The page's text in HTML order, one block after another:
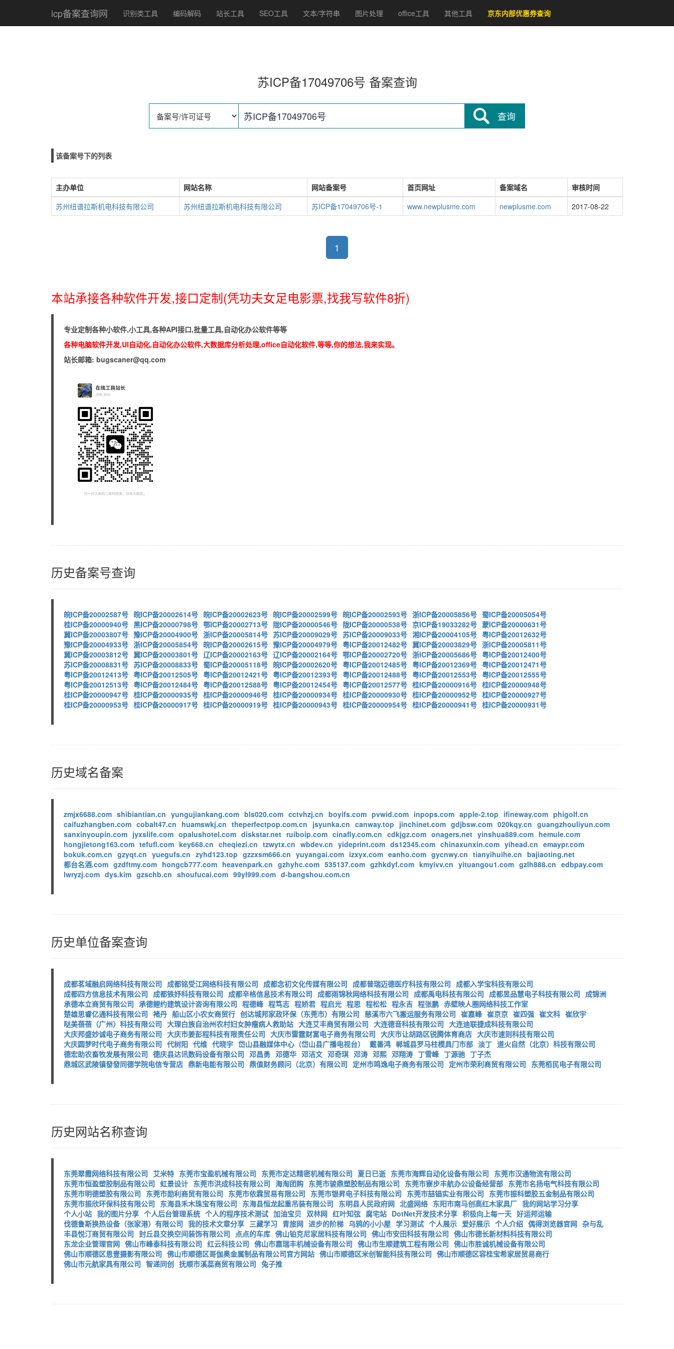
icp备案查询网 识别类工具 编码解码 站长工具 SEO工具 文本/字符串 图片处理 office工具 其他工具 京东内部优惠券查询
苏ICP备17049706号 备案查询
查询
该备案号下的列表
主办单位 网站名称 网站备案号 首页网址 备案域名
审核时间
苏州纽谱拉斯机电科技有限公司
苏州纽谱拉斯机电科技有限公司 苏ICP备17049706号-1 www.newplusme.com newplusme.com 2017-08-22
1
本站承接各种软件开发,接口定制(凭功夫女足电影票,找我写软件8折)
专业定制各种小软件,小工具,各种API接口,批量工具,自动化办公软件等等
各种电脑软件开发,UI自动化,自动化办公软件,大数据库分析处理,office自动化软件,等等,你的想法,我来实现。
站长邮箱: bugscaner@qq.com
历史备案号查询
皖ICP备20002587号 皖ICP备20002614号 皖ICP备20002623号 皖ICP备20002599号 皖ICP备20002593号 浙ICP备20005856号 蜀ICP备20005054号
桂ICP备20000940号 黑ICP备20000798号 鄂ICP备20002713号 陇ICP备20000546号 陇ICP备20000538号 京ICP备19033282号 蒙ICP备20000631号
冀ICP备20003807号 豫ICP备20004900号 浙ICP备20005814号 苏ICP备20009029号 苏ICP备20009033号 湘ICP备20004105号 粤ICP备20012632号
豫ICP备20004933号 浙ICP备20005854号 皖ICP备20002615号 豫ICP备20004979号 粤ICP备20012482号 冀ICP备20003829号 浙ICP备20005811号
冀ICP备20003812号 冀ICP备20003801号 辽ICP备20002163号 辽ICP备20002164号 鄂ICP备20002720号 浙ICP备20005686号 粤ICP备20012400号
苏ICP备20008831号 苏ICP备20008833号 蜀ICP备20005118号 皖ICP备20002620号 粤ICP备20012485号 粤ICP备20012369号 粤ICP备20012471号
粤ICP备20012413号 粤ICP备20012505号 粤ICP备20012421号 粤ICP备20012393号 粤ICP备20012488号 粤ICP备20012553号 粤ICP备20012555号
粤ICP备20012513号 粤ICP备20012484号 粤ICP备20012588号 粤ICP备20012454号 粤ICP备20012577号 桂ICP备20000916号 桂ICP备20000948号
桂ICP备20000947号 桂ICP备20000935号 桂ICP备20000946号 桂ICP备20000934号 桂ICP备20000930号 桂ICP备20000952号 桂ICP备20000927号
桂ICP备20000953号 桂ICP备20000917号 桂ICP备20000919号 桂ICP备20000943号 桂ICP备20000954号 桂ICP备20000941号 桂ICP备20000931号
历史域名备案
zmjx6688.com shibiantian.cn yungujiankang.com bls020.com cctvhzj.cn boyifs.com pvwid.com inpops.com apple-2.top ifineway.com phigolf.cn
caifuzhangben.com cobalt47.cn huamswkj.cn theperfectpop.com.cn jsyunka.cn canway.top jinchinet.com gdjbsw.com 020kqy.cn guangzhouliyun.com
sanxinyoupin.com jyxslife.com opalushotel.com diskstar.net ruiboip.com cinafly.com.cn cdkjgz.com onagers.net yinshua889.com hemule.com
hongjietong163.com tefufl.com key668.cn cheqiezi.cn tzwytx.cn wbdev.cn yideprint.com ds12345.com chinaxunxin.com yihead.cn emaypr.com
bokuk.com.cn gzyqt.cn yuegufs.cn zyhd123.top gzzxsm666.cn yuyangai.com izxyx.com eanho.com gycnwy.cn tianyihuihe.cn bajiaoting.net
都台名酒.com gzdftmy.com hongcb777.com heavenpark.cn gzhyhc.com 535137.com gzhkdyf.com kmyivv.cn yituangou1.com gzlh888.cn edbpay.com
lwryzj.com dys.kim gzschb.cn shoufucai.com 99yl999.com d-bangshou.com.cn
历史单位备案查询
成都茗域融启网络科技有限公司 成都铭受江网络科技有限公司 成都念初文化传媒有限公司 成都普瑞迈德医疗科技有限公司 成都入学宝科技有限公司
成都四方信息技术有限公司 成都铁妤科技有限公司 成都辛格信息技术有限公司 成都雨锦秋网络科技有限公司 成都禹电科技有限公司 成都昱品慧电子科技有限公司 成锦洲
承德本立商贸有限公司 承德鲤约建筑设计咨询有限公司 程德峰 程笃志 程娇君 程启光 程思 程松松 程永吉 程张鹏 赤壁映人圈网络科技工作室
楚雄思睿亿通科技有限公司 褚丹 船山区小农女商贸行 创达城邦家政环保（东莞市）有限公司 慈溪市六飞搬运服务有限公司 崔嘉峰 崔京京 崔四强 崔文科 崔欣宇
哒美蓓蓓（广州）科技有限公司 大理白族自治州农村妇女肿瘤病人救助站 大连艾丰商贸有限公司 大连德音科技有限公司 大连迪联捷成科技有限公司
大庆邦盛妙诚电子商务有限公司 大庆市姜彭程科技有限责任公司 大庆市雷霆财富电子商务有限公司 大庆市让胡路区锐腾体育商店 大庆市速则科技有限公司
大庆圆梦时代电子商务有限公司 代树阳 代维 代晓宇 岱山县融媒体中心（岱山县广播电视台） 戴番鸿 郸城县罗马柱模具门市部 淡丁 道火自然（北京）科技有限公司
德宏助农畜牧发展有限公司 德庆县达讯数码设备有限公司 邓昌勇 邓德华 邓洁文 邓奇琪 邓涛 邓熙 邓翔涛 丁雪峰 丁源驰 丁子杰
鼎城区武陵镇發發同德学院电信专营店 鼎新电能有限公司 鼎值财务顾问（北京）有限公司 定州市鸣逸电子商务有限公司 定州市荣利商贸有限公司 东莞栢民电子有限公司
历史网站名称查询
东莞翠霞网络科技有限公司 艾米特 东莞市宝盈机械有限公司 东莞市定达精密机械有限公司 夏日已逝 东莞市海辉自动化设备有限公司 东莞市汉通物流有限公司
东莞市恒盈塑胶制品有限公司 虹景设计 东莞市洪成科技有限公司 海淘团购 东莞市骏鼎塑胶制品有限公司 东莞市寮步丰航办公设备经营部 东莞市名扬电气科技有限公司
东莞市明德塑胶有限公司 东莞市勋利商贸有限公司 东莞市依霖贸易有限公司 东莞市银昇电子科技有限公司 东莞市喆锠实业有限公司 东莞市振科塑胶五金制品有限公司
东莞市振欣环保科技有限公司 东海县禾木珠宝有限公司 东海县恒龙起重吊装有限公司 东明县人民政府网 北盛网络 东阳市南马创高红木家具厂 我的网站学习分享
个人小站 我的图片分享 个人后台管理系统 个人的程序技术测试 加油宝贝 双林网 红叶知弦 腐宅站 DotNet开发技术分享 积极向上每一天 好运邦运输
伐德鲁斯换热设备（张家港）有限公司 我的技术文章分享 三藏学习 青旅网 进步的阶梯 乌鸦的小小屋 学习测试 个人展示 爱好展示 个人介绍 偶得浏览器官网 杂与乱
丰县悦汀商贸有限公司 封丘县交换空间装饰有限公司 点点的车库 佛山铂克尼家居科技有限公司 佛山市安田科技有限公司 佛山市德长新材料科技有限公司
东龙企业管理官网 佛山市峰泰科技有限公司 红云科技公司 佛山市嘉瑞丰机械设备有限公司 佛山市生顺建筑工程有限公司 佛山市胜诚机械设备有限公司
佛山市顺德区恩壹摄影有限公司 佛山市顺德区哥伽奥金属制品有限公司官方网站 佛山市顺德区米创智能科技有限公司 佛山市顺德区容桂宝希家居贸易商行
佛山市元航家具有限公司 智递同创 抚顺市溪蕊商贸有限公司 兔子推